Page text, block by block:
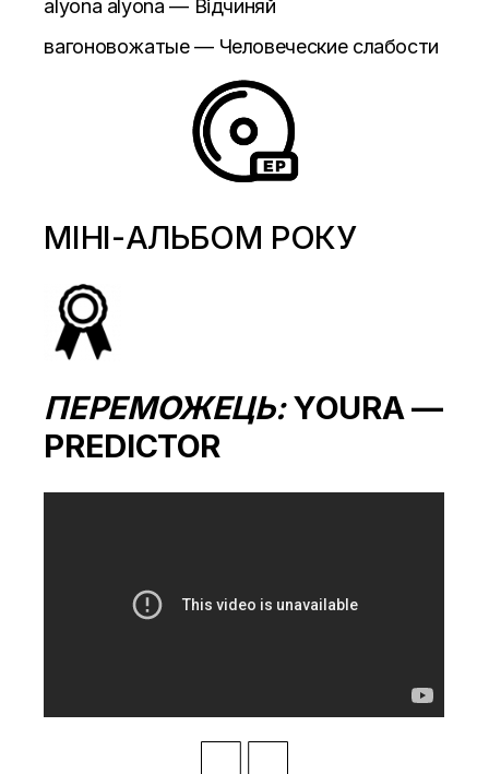
alyona alyona — Відчиняй
вагоновожатые — Человеческие слабости
МІНІ-АЛЬБОМ РОКУ
ПЕРЕМОЖЕЦЬ:YOURA —
PREDICTOR